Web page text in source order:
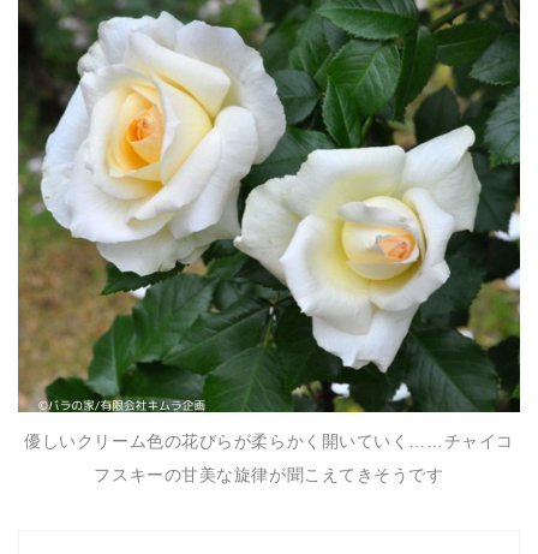
優しいクリーム色の花びらが柔らかく開いていく……チャイコ
フスキーの甘美な旋律が聞こえてきそうです